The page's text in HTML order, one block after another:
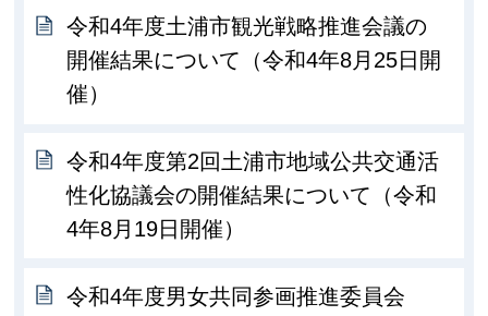
令和4年度土浦市観光戦略推進会議の
開催結果について（令和4年8月25日開
催）
令和4年度第2回土浦市地域公共交通活
性化協議会の開催結果について（令和
4年8月19日開催）
令和4年度男女共同参画推進委員会